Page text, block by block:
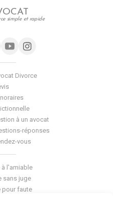
simple et rapide
Divorce
à un avocat
réponses
vous
à l'amiable
sans juge
pour faute